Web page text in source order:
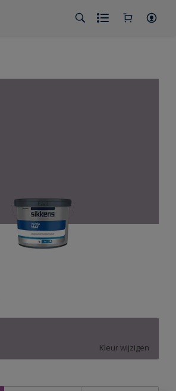
Kleur wijzigen